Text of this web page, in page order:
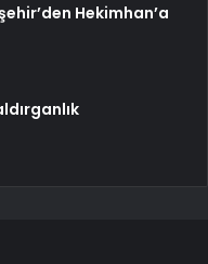
Hekimhan’a